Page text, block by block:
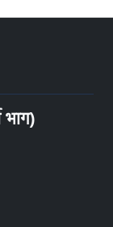
भाग)